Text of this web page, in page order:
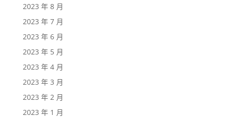
2023 年 8 月
2023 年 7 月
2023 年 6 月
2023 年 5 月
2023 年 4 月
2023 年 3 月
2023 年 2 月
2023 年 1 月